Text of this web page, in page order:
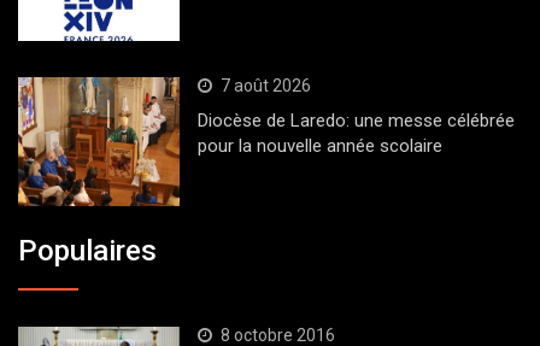
7 août 2026
Diocèse de Laredo: une messe célébrée
pour la nouvelle année scolaire
Populaires
8 octobre 2016